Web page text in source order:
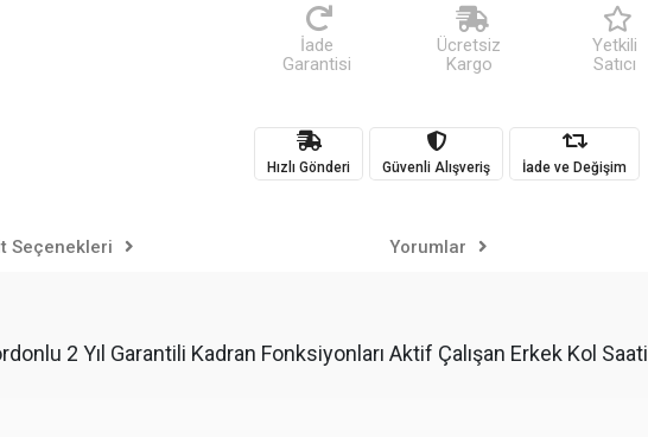
İade
Garantisi
Ücretsiz
Kargo
Yetkili
Satıcı
Hızlı Gönderi Güvenli Alışveriş İade ve Değişim
Seçenekleri Yorumlar
2 Yıl Garantili Kadran Fonksiyonları Aktif Çalışan Erkek Kol Saati